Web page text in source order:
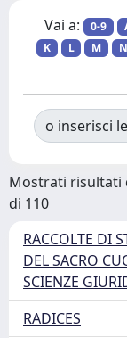
Vai a: 0-9
K
L M N
o inserisci
Mostrati risultati
di 110
RACCOLTE DI
DEL SACRO
SCIENZE
RADICES